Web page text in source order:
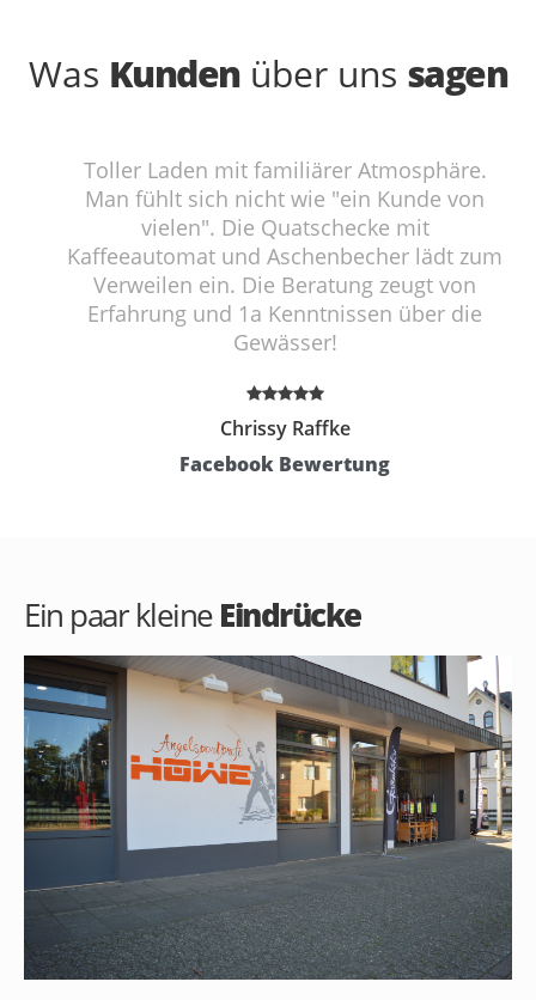
Was Kundenüber uns sagen
Toller Laden mit familiärer Atmosphäre.
Man fühlt sich nicht wie "ein Kunde von
vielen". Die Quatschecke mit
Kaffeeautomat und Aschenbecher lädt zum
Verweilen ein. Die Beratung zeugt von
Erfahrung und 1a Kenntnissen über die
Gewässer!
Chrissy Raffke
Facebook Bewertung
Ein paar kleineEindrücke